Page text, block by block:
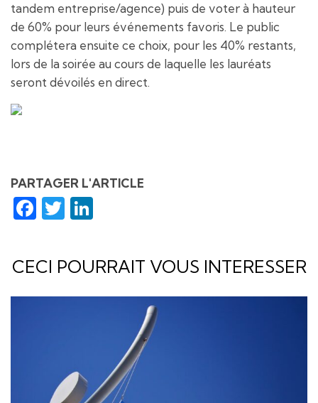
tandem entreprise/agence) puis de voter à hauteur
de 60% pour leurs événements favoris. Le public
complétera ensuite ce choix, pour les 40% restants,
lors de la soirée au cours de laquelle les lauréats
seront dévoilés en direct.
PARTAGER L'ARTICLE
Facebook
Twitter
CECI POURRAIT VOUS INTERESSER